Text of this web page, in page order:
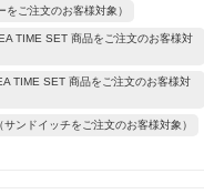
ご注文のお客様対象）
TIME SET 商品をご注文のお客様対
TIME SET 商品をご注文のお客様対
ンドイッチをご注文のお客様対象）